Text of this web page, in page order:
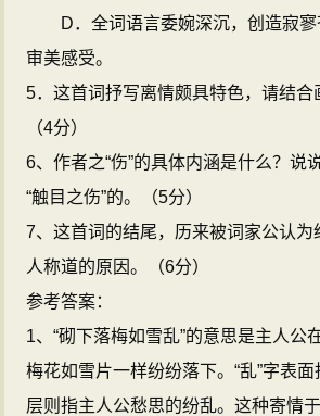
D．全词语言委婉深沉，创造寂寥
审美感受。
5．这首词抒写离情颇具特色，请结合
（4分）
6、作者之“伤”的具体内涵是什么？说
“触目之伤”的。（5分）
7、这首词的结尾，历来被词家公认为
人称道的原因。（6分）
参考答案：
1、“砌下落梅如雪乱”的意思是主人公
梅花如雪片一样纷纷落下。“乱”字表
层则指主人公愁思的纷乱。这种寄情